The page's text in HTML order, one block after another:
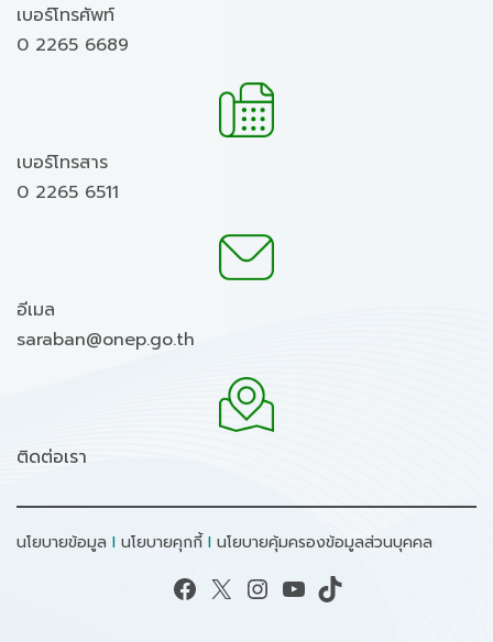
เบอร์โทรศัพท์
0 2265 6689
เบอร์โทรสาร
0 2265 6511
อีเมล
saraban@onep.go.th
ติดต่อเรา
นโยบายข้อมูล I นโยบายคุกกี้ I นโยบายคุ้มครองข้อมูลส่วนบุคคล
Facebook X Instagram YouTube TikTok